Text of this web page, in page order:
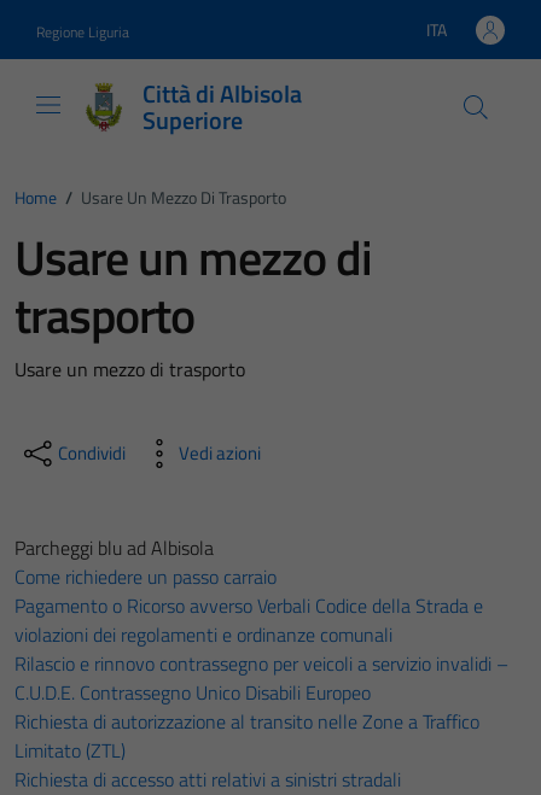
Regione Liguria Lingua attiva:
ITA
Città di Albisola
Superiore
Home / Usare Un Mezzo Di Trasporto
Usare un mezzo di
trasporto
Usare un mezzo di trasporto
Condividi Vedi azioni
Parcheggi blu ad Albisola
Come richiedere un passo carraio
Pagamento o Ricorso avverso Verbali Codice della Strada e
violazioni dei regolamenti e ordinanze comunali
Rilascio e rinnovo contrassegno per veicoli a servizio invalidi –
C.U.D.E. Contrassegno Unico Disabili Europeo
Richiesta di autorizzazione al transito nelle Zone a Traffico
Limitato (ZTL)
Richiesta di accesso atti relativi a sinistri stradali